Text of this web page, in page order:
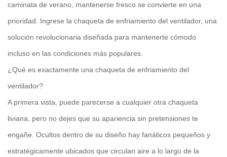
caminata de verano, mantenerse fresco se convierte en una
prioridad. Ingrese la chaqueta de enfriamiento del ventilador, una
solución revolucionaria diseñada para mantenerte cómodo
incluso en las condiciones más populares.
¿Qué es exactamente una chaqueta de enfriamiento del
ventilador?
A primera vista, puede parecerse a cualquier otra chaqueta
liviana, pero no dejes que su apariencia sin pretensiones te
engañe. Ocultos dentro de su diseño hay fanáticos pequeños y
estratégicamente ubicados que circulan aire a lo largo de la